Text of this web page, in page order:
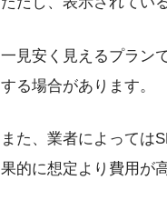
一見安く見えるプラン
する場合があります。
また、業者によっては
果的に想定より費用が